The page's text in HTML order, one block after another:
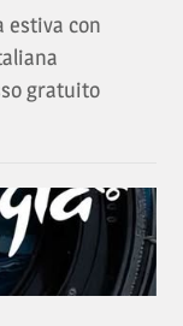
estiva con
gratuito